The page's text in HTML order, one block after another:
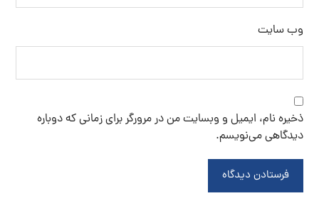
وب‌ سایت
ذخیره نام، ایمیل و وبسایت من در مرورگر برای زمانی که دوباره
دیدگاهی می‌نویسم.
فرستادن دیدگاه